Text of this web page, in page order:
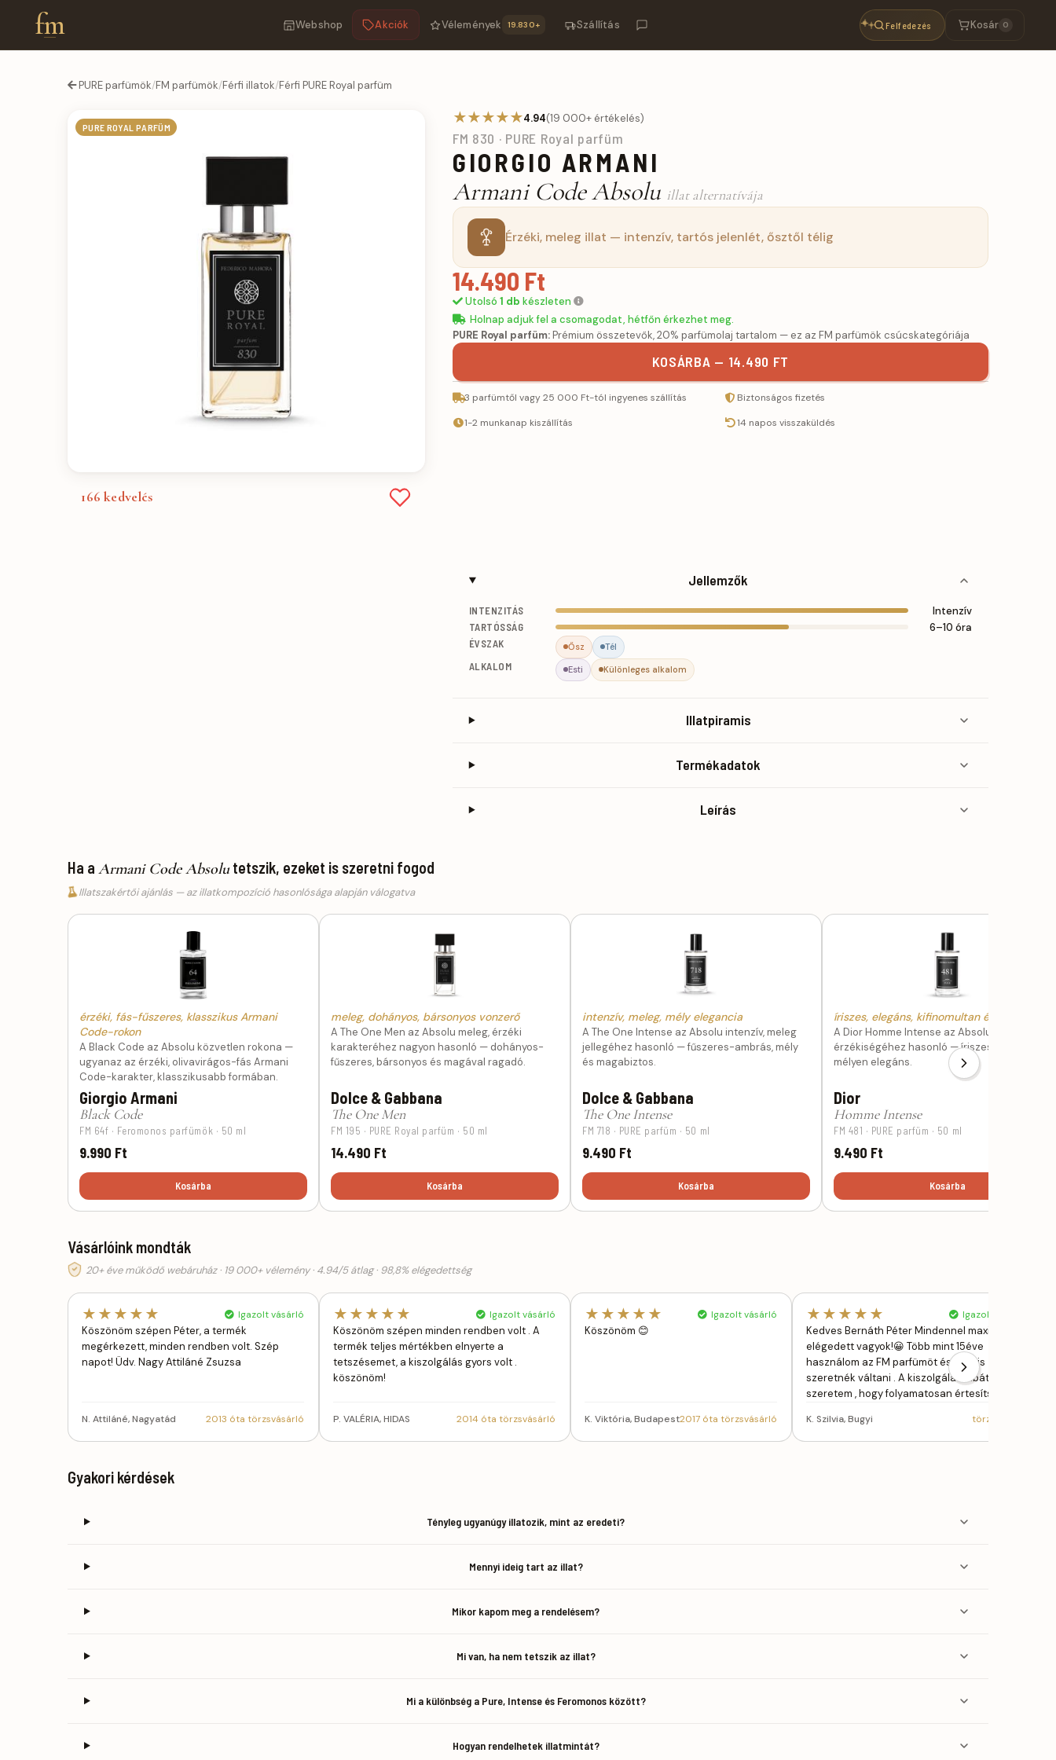
fm Webshop Akciók Vélemények 19.830+ Szállítás Felfedezés Kosár 0
PURE parfümök/FM parfümök/Férfi illatok/Férfi PURE Royal parfüm
PURE ROYAL PARFÜM
166 kedvelés
★★★★★4.94(19 000+ értékelés)
FM 830 · PURE Royal parfüm
GIORGIO ARMANI
Armani Code Absolu illat alternatívája
Érzéki, meleg illat — intenzív, tartós jelenlét, ősztől télig
14.490 Ft
Utolsó 1 db készleten
Holnap adjuk fel a csomagodat, hétfőn érkezhet meg.
PURE Royal parfüm:Prémium összetevők, 20% parfümolaj tartalom — ez az FM parfümök csúcskategóriája
KOSÁRBA — 14.490 FT
3 parfümtől vagy 25 000 Ft-tól ingyenes szállítás
Biztonságos fizetés
1-2 munkanap kiszállítás
14 napos visszaküldés
Jellemzők
INTENZITÁS Intenzív
TARTÓSSÁG 6–10 óra
ÉVSZAK Ősz Tél
ALKALOM Esti Különleges alkalom
Illatpiramis
Termékadatok
Leírás
Ha a Armani Code Absolutetszik, ezeket is szeretni fogod
Illatszakértői ajánlás — az illatkompozíció hasonlósága alapján válogatva
érzéki, fás-fűszeres, klasszikus Armani
Code-rokon
A Black Code az Absolu közvetlen rokona —
ugyanaz az érzéki, olivavirágos-fás Armani
Code-karakter, klasszikusabb formában.
Giorgio Armani
Black Code
FM 64f · Feromonos parfümök · 50 ml
9.990 Ft
Kosárba
meleg, dohányos, bársonyos vonzerő
A The One Men az Absolu meleg, érzéki
karakteréhez nagyon hasonló — dohányos-
fűszeres, bársonyos és magával ragadó.
Dolce & Gabbana
The One Men
FM 195 · PURE Royal parfüm · 50 ml
14.490 Ft
Kosárba
intenzív, meleg, mély elegancia
A The One Intense az Absolu intenzív, meleg
jellegéhez hasonló — fűszeres-ambrás, mély
és magabiztos.
Dolce & Gabbana
The One Intense
FM 718 · PURE parfüm · 50 ml
9.490 Ft
Kosárba
íriszes, elegáns, kifinomultan érzéki
A Dior Homme Intense az Absolu kifinomult
érzékiségéhez hasonló — íriszes-kakaós és
mélyen elegáns.
Dior
Homme Intense
FM 481 · PURE parfüm · 50 ml
9.490 Ft
Kosárba
Vásárlóink mondták
20+ éve működő webáruház · 19 000+ vélemény · 4.94/5 átlag · 98,8% elégedettség
★★★★★ Igazolt vásárló
Köszönöm szépen Péter, a termék
megérkezett, minden rendben volt. Szép
napot! Üdv. Nagy Attiláné Zsuzsa
N. Attiláné, Nagyatád 2013 óta törzsvásárló
★★★★★ Igazolt vásárló
Köszönöm szépen minden rendben volt . A
termék teljes mértékben elnyerte a
tetszésemet, a kiszolgálás gyors volt .
köszönöm!
P. VALÉRIA, HIDAS 2014 óta törzsvásárló
★★★★★ Igazolt vásárló
Köszönöm 😊
K. Viktória, Budapest2017 óta törzsvásárló
★★★★★ Igazolt vásárló
Kedves Bernáth Péter Mindennel maximálisan
elégedett vagyok!😀 Több mint 15éve
használom az FM parfümöt és nem is
szeretnék váltani . A kiszolgálás hibátlan ,
szeretem , hogy folyamatosan értesítse va…
K. Szilvia, Bugyi törzsvásárló
Gyakori kérdések
Tényleg ugyanúgy illatozik, mint az eredeti?
Mennyi ideig tart az illat?
Mikor kapom meg a rendelésem?
Mi van, ha nem tetszik az illat?
Mi a különbség a Pure, Intense és Feromonos között?
Hogyan rendelhetek illatmintát?